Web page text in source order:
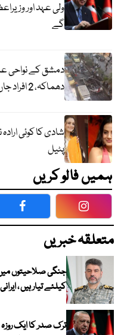
ولی عہد اور
گے
دمشق کے نواحی
دھماکہ، 2 افراد جاں بحق، متعدد زخمی
شادی کا کوئی
پٹیل
ہمیں فالو کریں
Facebook
متعلقہ خبریں
جنگی صلاحیتوں
کیلئے تیار ہیں ،
ترک صدر کا ایک